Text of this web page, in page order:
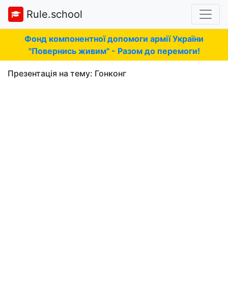
Rule.school
Фонд компонентної допомоги армії України
"Повернись живим" - Разом до перемоги!
Презентація на тему: Гонконг